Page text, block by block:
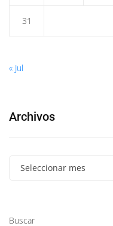
31
« Jul
Archivos
Seleccionar mes
Buscar